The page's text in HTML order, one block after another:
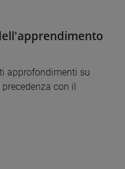
approfondimenti su
con il